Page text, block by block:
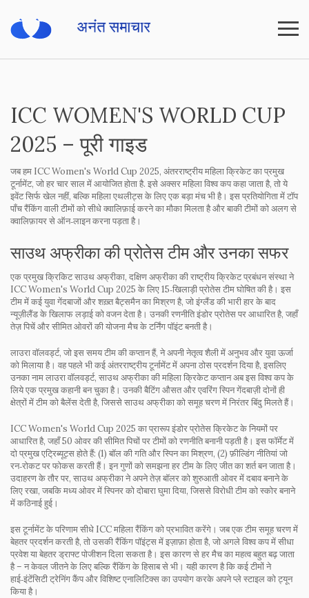
ICC WOMEN'S WORLD CUP
2025 – पूरी गाइड
जब हम ICC Women's World Cup 2025, अंतरराष्ट्रीय महिला क्रिकेट का प्रमुख
टूर्नामेंट, जो हर चार साल में आयोजित होता है. इसे अक्सरमहिला विश्व कपकहा जाता है, तो ये
इवेंट सिर्फ खेल नहीं, बल्कि महिला एथलीट्स के लिए एक बड़ा मंच भी है। इस प्रतियोगिता मेंटॉप
पाँच रैंकिंग वाली टीमों कोसीधे क्वालिफ़ाई करने का मौका मिलता है और बाकी टीमों को अलग से
क्वालिफ़ायर से ऑन‑लाइन करना पड़ता है।
साउथ अफ्रीका की प्रोतेस टीम और उनका सफर
एक प्रमुखक्रिकिट साउथ अफ्रीका, दक्षिण अफ्रीका की राष्ट्रीय क्रिकेट प्रबंधन संस्थाने
ICC Women's World Cup 2025 के लिए 15‑खिलाड़ी प्रोतेस टीम घोषित की है। इस
टीम में कई युवा गेंदबाजों और शख़्त बैट्समैन का मिश्रण है, जो इंग्लैंड की भारी हार के बाद
न्यूज़ीलैंड के खिलाफ लड़ाई को वजन देता है। उनकी रणनीतिइंडोर प्रोतेसपर आधारित है, जहाँ
तेज़ पिचें और सीमित ओवरों की योजना मैच के टर्निंग पॉइंट बनती है।
लाउरा वॉलवर्ड्ट, जो इस समय टीम की कप्तान हैं, ने अपनी नेतृत्व शैली में अनुभव और युवा ऊर्जा
को मिलाया है। वह पहले भी कई अंतरराष्ट्रीय टूर्नामेंट में अपना ठोस प्रदर्शन दिया है, इसलिए
उनका नामलाउरा वॉलवर्ड्ट, साउथ अफ्रीका की महिला क्रिकेट कप्तानअब इस विश्व कप के
लिये एक प्रमुख कहानी बन चुका है। उनकी बैटिंग औसत और एवरिंग स्पिन गेंदबाज़ी दोनों ही
क्षेत्रों में टीम को बैलेंस देती है, जिससे साउथ अफ्रीका को समूह चरण में निरंतर बिंदु मिलते हैं।
ICC Women's World Cup 2025 का प्रारूपइंडोर प्रोतेस क्रिकेटके नियमों पर
आधारित है, जहाँ 50 ओवर की सीमित पिचों पर टीमों को रणनीति बनानी पड़ती है। इस फॉर्मेट में
दो प्रमुख एट्रिब्यूट्स होते हैं: (1) बॉल की गति और स्पिन का मिश्रण, (2) फ़ील्डिंग नीतियां जो
रन‑रोकट पर फोकस करती हैं। इन गुणों को समझना हर टीम के लिए जीत का शर्त बन जाता है।
उदाहरण के तौर पर, साउथ अफ्रीका ने अपने तेज़ बॉलर को शुरुआती ओवर में दबाव बनाने के
लिए रखा, जबकि मध्य ओवर में स्पिनर को दोबारा घुमा दिया, जिससे विरोधी टीम को स्कोर बनाने
में कठिनाई हुई।
इस टूर्नामेंट के परिणाम सीधे ICC महिला रैंकिंगको प्रभावित करेंगे। जब एक टीम समूह चरण में
बेहतर प्रदर्शन करती है, तो उसकी रैंकिंग पॉइंट्स में इज़ाफ़ा होता है, जो अगले विश्व कप में सीधा
प्रवेश या बेहतर ड्राफ्ट पोजीशन दिला सकता है। इस कारण से हर मैच का महत्व बहुत बढ़ जाता
है – न केवल जीतने के लिए बल्कि रैंकिंग के हिसाब से भी। यही कारण है कि कई टीमों ने
हाई‑इंटेंसिटी ट्रेनिंग कैंप और विशिष्ट एनालिटिक्स का उपयोग करके अपने प्ले स्टाइल को ट्यून
किया है।